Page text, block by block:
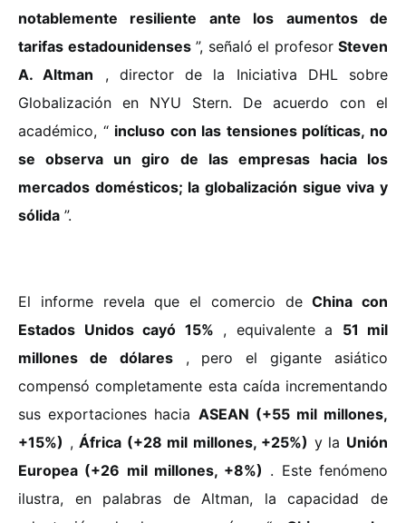
notablemente resiliente ante los aumentos de
tarifas estadounidenses”, señaló el profesor Steven
A. Altman , director de la Iniciativa DHL sobre
Globalización en NYU Stern. De acuerdo con el
académico, “ incluso con las tensiones políticas, no
se observa un giro de las empresas hacia los
mercados domésticos; la globalización sigue viva y
sólida ”.
El informe revela que el comercio deChina con
Estados Unidos cayó 15% , equivalente a 51 mil
millones de dólares, pero el gigante asiático
compensó completamente esta caída incrementando
sus exportaciones hacia ASEAN (+55 mil millones,
+15%) ,África (+28 mil millones, +25%) y la Unión
Europea (+26 mil millones, +8%) . Este fenómeno
ilustra, en palabras de Altman, la capacidad de